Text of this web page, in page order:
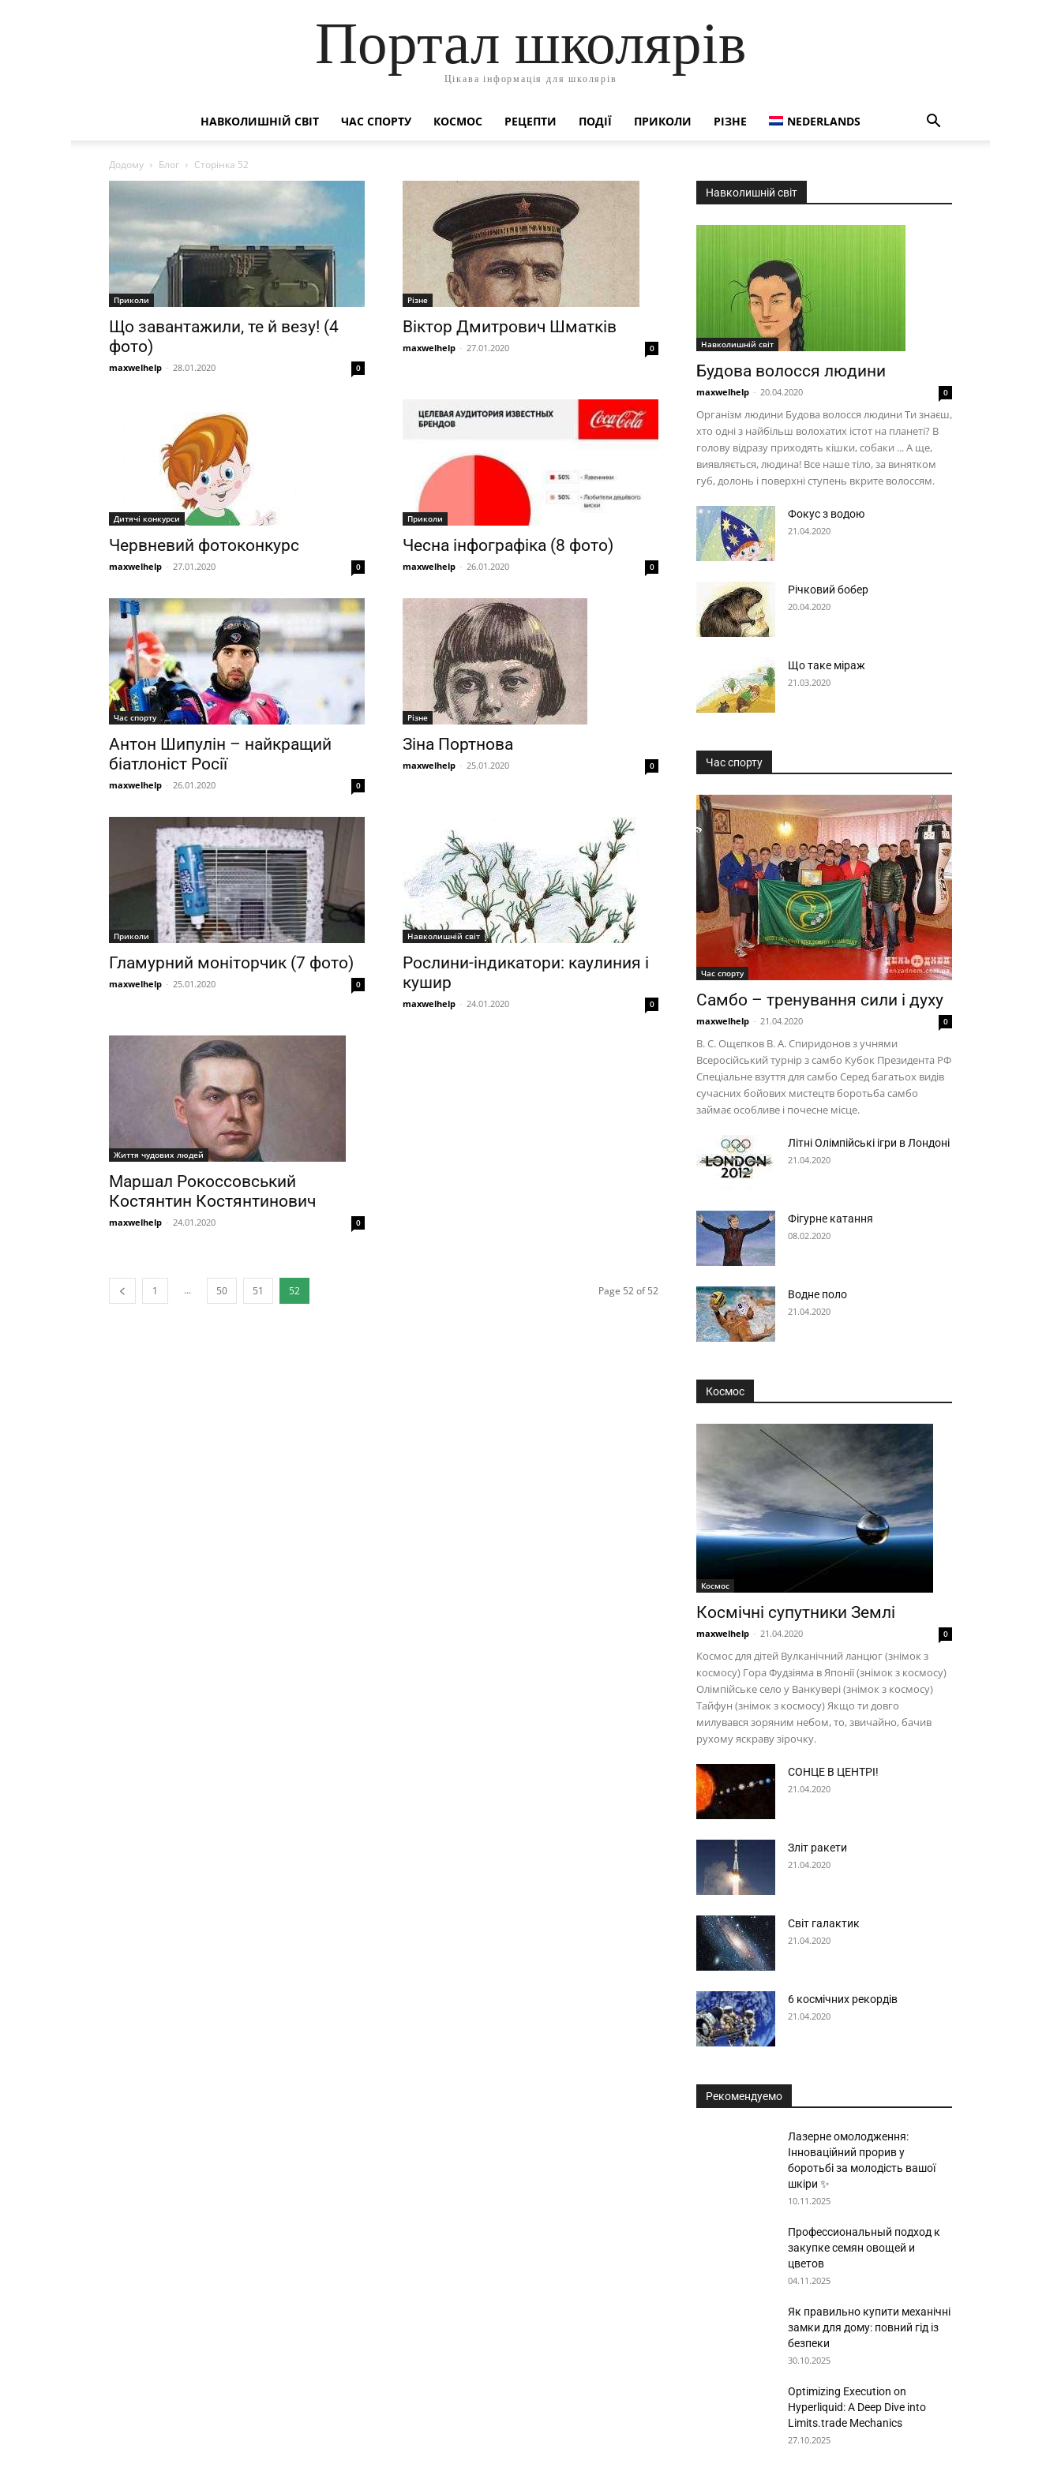
Портал школярів
Цікава інформація для школярів
НАВКОЛИШНІЙ СВІТ ЧАС СПОРТУ КОСМОС РЕЦЕПТИ ПОДІЇ ПРИКОЛИ РІЗНЕ NEDERLANDS
Додому Блог Сторінка 52
Приколи
Що завантажили, те й везу! (4
фото)
maxwelhelp - 28.01.2020 0
Різне
Віктор Дмитрович Шматків
maxwelhelp - 27.01.2020 0
Дитячі конкурси
Червневий фотоконкурс
maxwelhelp - 27.01.2020 0
Приколи
Чесна інфографіка (8 фото)
maxwelhelp - 26.01.2020 0
Час спорту
Антон Шипулін – найкращий
біатлоніст Росії
maxwelhelp - 26.01.2020 0
Різне
Зіна Портнова
maxwelhelp - 25.01.2020 0
Приколи
Гламурний моніторчик (7 фото)
maxwelhelp - 25.01.2020 0
Навколишній світ
Рослини-індикатори: каулиния і
кушир
maxwelhelp - 24.01.2020 0
Життя чудових людей
Маршал Рокоссовський
Костянтин Костянтинович
maxwelhelp - 24.01.2020 0
1 ... 50 51 52 Page 52 of 52
Навколишній світ
Навколишній світ
Будова волосся людини
maxwelhelp - 20.04.2020 0
Організм людини Будова волосся людини Ти знаєш,
хто одні з найбільш волохатих істот на планеті? В
голову відразу приходять кішки, собаки ... А ще,
виявляється, людина! Все наше тіло, за винятком
губ, долонь і поверхні ступень вкрите волоссям.
Фокус з водою
21.04.2020
Річковий бобер
20.04.2020
Що таке міраж
21.03.2020
Час спорту
Час спорту
Самбо – тренування сили і духу
maxwelhelp - 21.04.2020 0
В. С. Ощєпков В. А. Спиридонов з учнями
Всеросійський турнір з самбо Кубок Президента РФ
Спеціальне взуття для самбо Серед багатьох видів
сучасних бойових мистецтв боротьба самбо
займає особливе і почесне місце.
Літні Олімпійські ігри в Лондоні
21.04.2020
Фігурне катання
08.02.2020
Водне поло
21.04.2020
Космос
Космос
Космічні супутники Землі
maxwelhelp - 21.04.2020 0
Космос для дітей Вулканічний ланцюг (знімок з
космосу) Гора Фудзіяма в Японії (знімок з космосу)
Олімпійське село у Ванкувері (знімок з космосу)
Тайфун (знімок з космосу) Якщо ти довго
милувався зоряним небом, то, звичайно, бачив
рухому яскраву зірочку.
СОНЦЕ В ЦЕНТРІ!
21.04.2020
Зліт ракети
21.04.2020
Світ галактик
21.04.2020
6 космічних рекордів
21.04.2020
Рекомендуемо
Лазерне омолодження:
Інноваційний прорив у
боротьбі за молодість вашої
шкіри ✨
10.11.2025
Профессиональный подход к
закупке семян овощей и
цветов
04.11.2025
Як правильно купити механічні
замки для дому: повний гід із
безпеки
30.10.2025
Optimizing Execution on
Hyperliquid: A Deep Dive into
Limits.trade Mechanics
27.10.2025